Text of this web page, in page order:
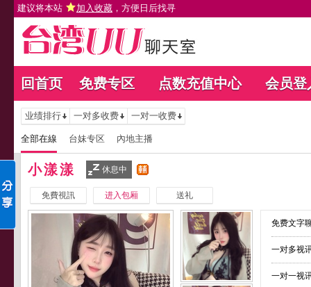
建议将本站 加入收藏 ，方便日后找寻
回首页 免费专区 点数充值中心 会员登
业绩排行 一对多收费 一对一收费
全部在線 台妹专区 內地主播
小漾漾 休息中
免費視訊 进入包厢 送礼
免费文字
一对多视
一对一视